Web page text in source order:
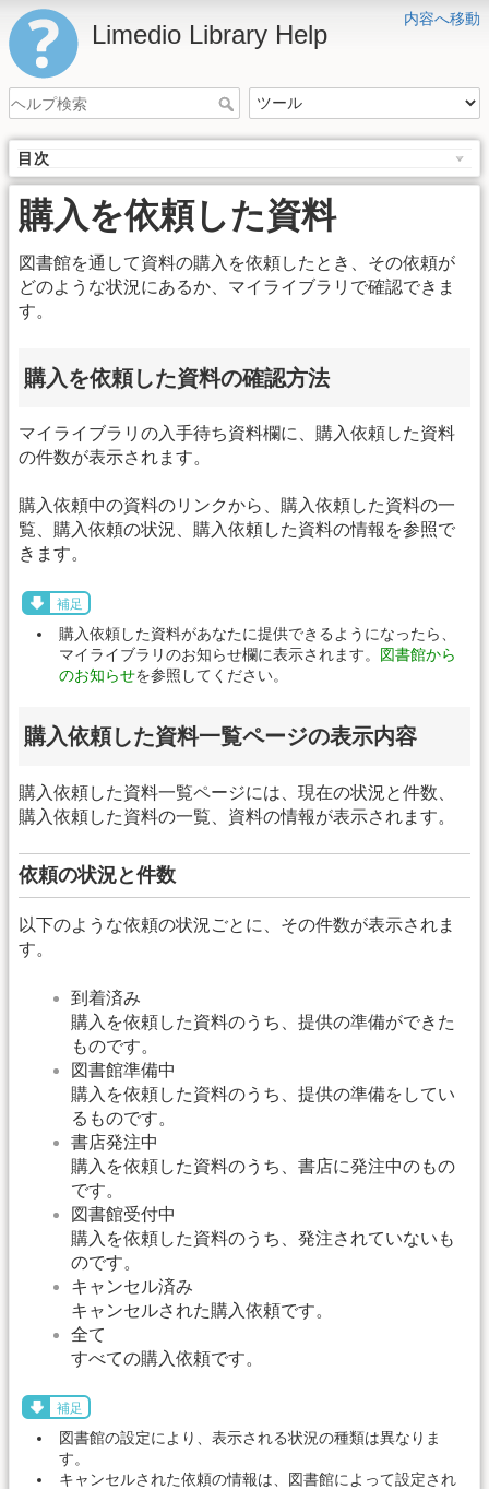
内容へ移動
Limedio Library Help
目次
購入を依頼した資料
図書館を通して資料の購入を依頼したとき、その依頼が
どのような状況にあるか、マイライブラリで確認できま
す。
購入を依頼した資料の確認方法
マイライブラリの入手待ち資料欄に、購入依頼した資料
の件数が表示されます。
購入依頼中の資料のリンクから、購入依頼した資料の一
覧、購入依頼の状況、購入依頼した資料の情報を参照で
きます。
補足
購入依頼した資料があなたに提供できるようになったら、
マイライブラリのお知らせ欄に表示されます。 図書館から
のお知らせを参照してください。
購入依頼した資料一覧ページの表示内容
購入依頼した資料一覧ページには、現在の状況と件数、
購入依頼した資料の一覧、資料の情報が表示されます。
依頼の状況と件数
以下のような依頼の状況ごとに、その件数が表示されま
す。
到着済み
購入を依頼した資料のうち、提供の準備ができた
ものです。
図書館準備中
購入を依頼した資料のうち、提供の準備をしてい
るものです。
書店発注中
購入を依頼した資料のうち、書店に発注中のもの
です。
図書館受付中
購入を依頼した資料のうち、発注されていないも
のです。
キャンセル済み
キャンセルされた購入依頼です。
全て
すべての購入依頼です。
補足
図書館の設定により、表示される状況の種類は異なりま
す。
キャンセルされた依頼の情報は、図書館によって設定され